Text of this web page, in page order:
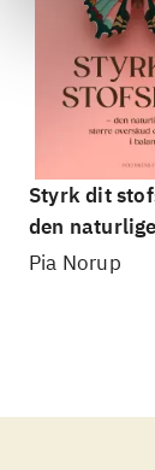
Styrk dit
den
større
Pia Norup